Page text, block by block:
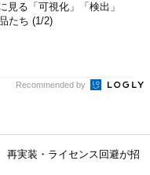
統合管理［実践］入
見る「可視化」「検出」
たち (1/2)
Recommended by
再実装・ライセンス回避が招